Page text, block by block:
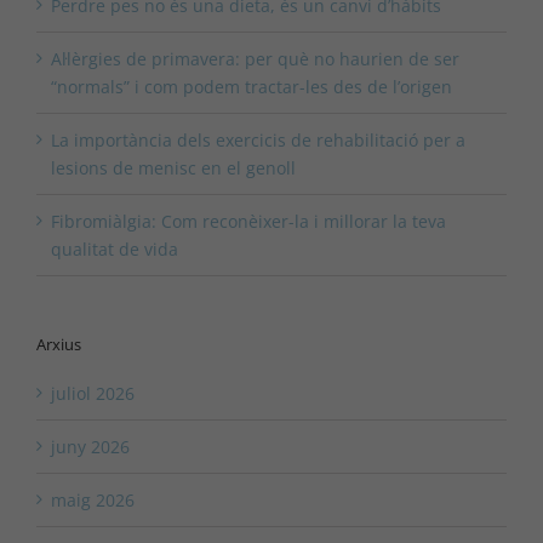
Perdre pes no és una dieta, és un canvi d’hàbits
Al·lèrgies de primavera: per què no haurien de ser
“normals” i com podem tractar-les des de l’origen
La importància dels exercicis de rehabilitació per a
lesions de menisc en el genoll
Fibromiàlgia: Com reconèixer-la i millorar la teva
qualitat de vida
Arxius
juliol 2026
juny 2026
maig 2026